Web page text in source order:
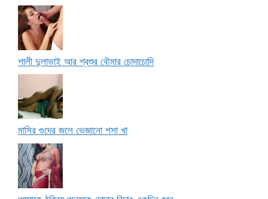
শালী দুলাভাই আর শ্বশুর বৌমার চোদাচোদি
মাসির গুদের জলে ভেজানো শসা খা